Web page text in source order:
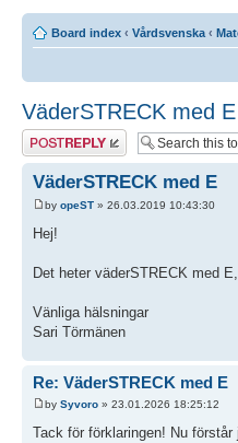
Board index ‹ Vårdsvenska ‹
VäderSTRECK med E
Post a reply
VäderSTRECK med E
by opeST » 26.03.2019 10:43:30
Hej!
Det heter väderSTRECK med
Vänliga hälsningar
Sari Törmänen
Re: VäderSTRECK med E
by Syvoro » 23.01.2026 18:25:12
Tack för förklaringen! Nu förstår